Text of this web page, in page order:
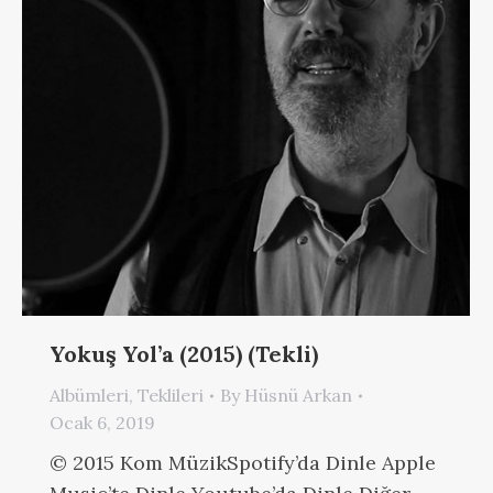
Yokuş Yol’a (2015) (Tekli)
Albümleri, Teklileri By Hüsnü Arkan
Ocak 6, 2019
© 2015 Kom MüzikSpotify’da Dinle Apple